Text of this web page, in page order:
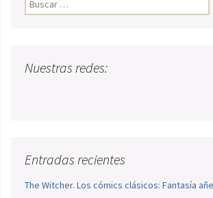
Nuestras redes:
Entradas recientes
The Witcher. Los cómics clásicos: Fantasía